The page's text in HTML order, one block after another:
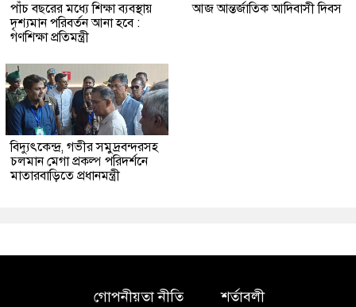
পাঁচ বছরের মধ্যে শিক্ষা ব্যবস্থায়
দৃশ্যমান পরিবর্তন আনা হবে :
গণশিক্ষা প্রতিমন্ত্রী
আজ আন্তর্জাতিক আদিবাসী দিবস
বিদ্যুৎকেন্দ্র, গভীর সমুদ্রবন্দরসহ
চলমান মেগা প্রকল্প পরিদর্শনে
মাতারবাড়িতে প্রধানমন্ত্রী
গোপনীয়তা নীতি শর্তাবলী